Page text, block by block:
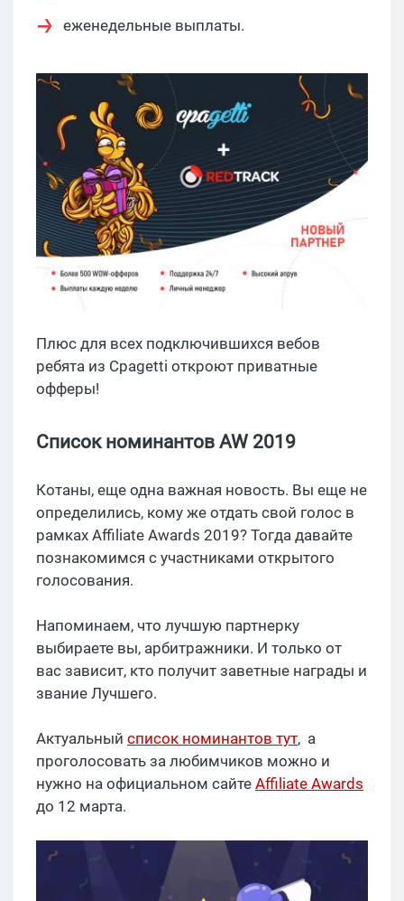
еженедельные выплаты.
Плюс для всех подключившихся вебов
ребята из Cpagetti откроют приватные
офферы!
Список номинантов AW 2019
Котаны, еще одна важная новость. Вы еще не
определились, кому же отдать свой голос в
рамках Affiliate Awards 2019? Тогда давайте
познакомимся с участниками открытого
голосования.
Напоминаем, что лучшую партнерку
выбираете вы, арбитражники. И только от
вас зависит, кто получит заветные награды и
звание Лучшего.
Актуальный список номинантов тут, а
проголосовать за любимчиков можно и
нужно на официальном сайте Affiliate Awards
до 12 марта.